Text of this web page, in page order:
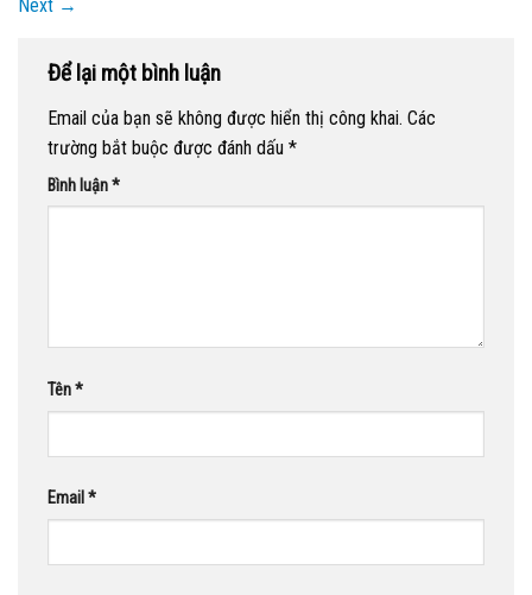
Next →
Để lại một bình luận
Email của bạn sẽ không được hiển thị công khai. Các
trường bắt buộc được đánh dấu *
Bình luận*
Tên*
Email *